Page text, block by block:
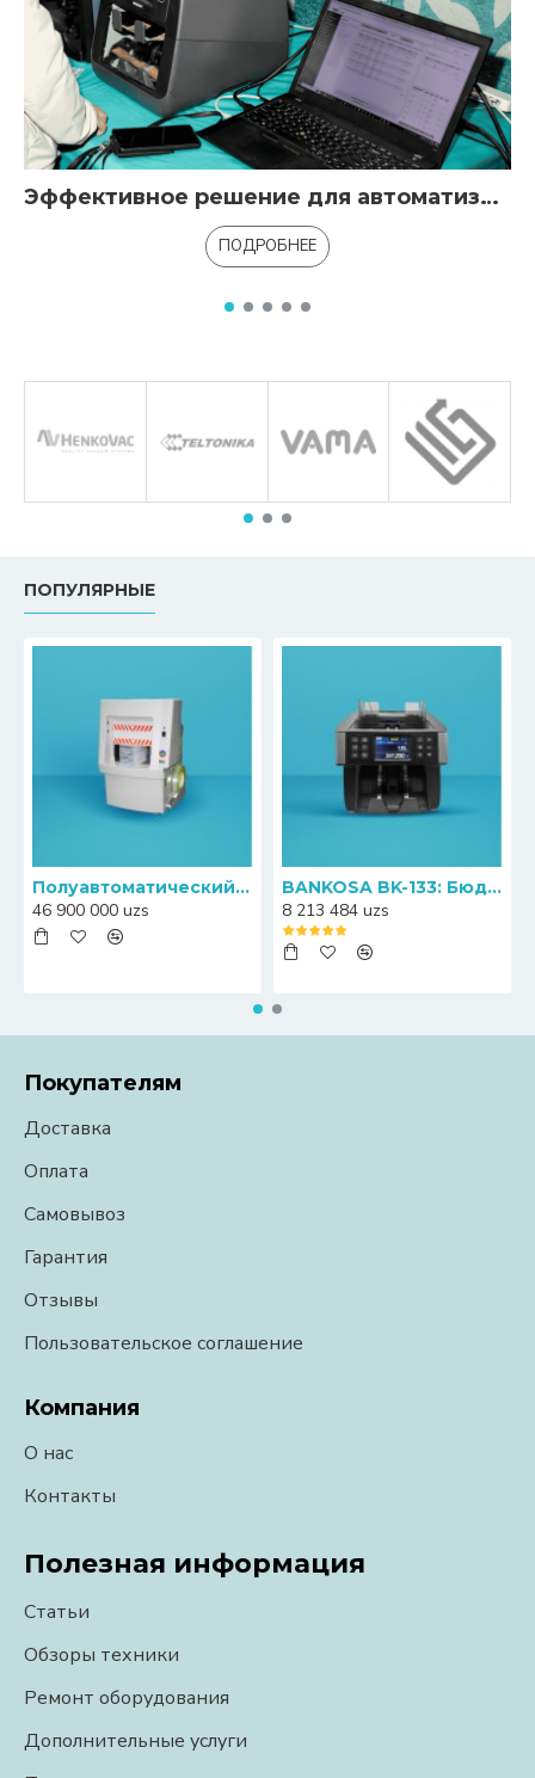
Эффективное решение для автоматизации обработки наличности в банках и финансовых учреждениях
ПОДРОБНЕЕ
ПОПУЛЯРНЫЕ
Полуавтоматический пресс-упаковщик банкнот Canny S20
46 900 000 uzs
BANKOSA BK-133: Бюджетный счетчик банкнот с функцией определения номиналов
8 213 484 uzs
Покупателям
Доставка
Оплата
Самовывоз
Гарантия
Отзывы
Пользовательское соглашение
Компания
О нас
Контакты
Полезная информация
Статьи
Обзоры техники
Ремонт оборудования
Дополнительные услуги